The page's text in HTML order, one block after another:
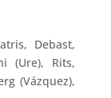
Debast,
(Ure), Rits,
(Vázquez),